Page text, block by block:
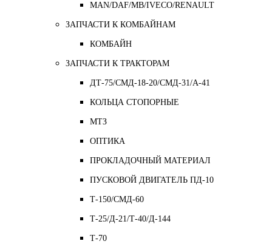
MAN/DAF/MB/IVECO/RENAULT
ЗАПЧАСТИ К КОМБАЙНАМ
КОМБАЙН
ЗАПЧАСТИ К ТРАКТОРАМ
ДТ-75/СМД-18-20/СМД-31/A-41
КОЛЬЦА СТОПОРНЫЕ
МТЗ
ОПТИКА
ПРОКЛАДОЧНЫЙ МАТЕРИАЛ
ПУСКОВОЙ ДВИГАТЕЛЬ ПД-10
Т-150/СМД-60
Т-25/Д-21/Т-40/Д-144
Т-70